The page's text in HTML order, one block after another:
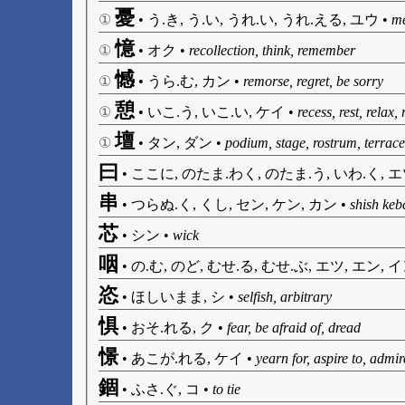
① 憂 • う.き, う.い, うれ.い, うれ.える, ユウ •
① 憶• オク • recollection, think, remember
① 憾 • うら.む, カン • remorse, regret, be sorry
① 憩 • いこ.う, いこ.い, ケイ • recess, rest, relax,
① 壇 • タン, ダン • podium, stage, rostrum, terrace
曰 • ここに, のたま.わく, のたま.う, いわ.く,
串 • つらぬ.く, くし, セン, ケン, カン • shish
芯 • シン • wick
咽 • の.む, のど, むせ.る, むせ.ぶ, エツ, エン,
恣 • ほしいまま, シ • selfish, arbitrary
惧• おそ.れる, ク • fear, be afraid of, dread
憬• あこが.れる, ケイ • yearn for, aspire to,
錮 • ふさ.ぐ, コ • to tie